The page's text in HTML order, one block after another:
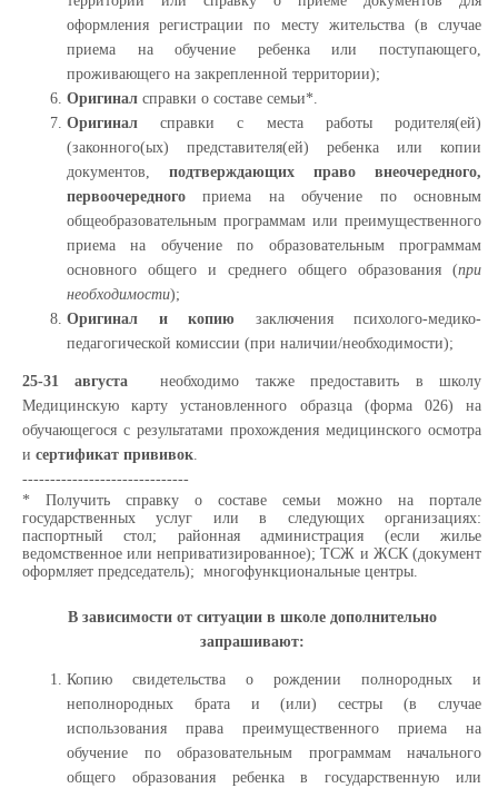
оформления регистрации по месту жительства (в случае
приема на обучение ребенка или поступающего,
проживающего на закрепленной территории);
Оригинал справки о составе семьи*.
Оригинал справки с места работы родителя(ей)
(законного(ых) представителя(ей) ребенка или копии
документов, подтверждающих право внеочередного,
первоочередного приема на обучение по основным
общеобразовательным программам или преимущественного
приема на обучение по образовательным программам
основного общего и среднего общего образования (при
необходимости);
Оригинал и копию заключения психолого-медико-
педагогической комиссии (при наличии/необходимости);
25-31 августа необходимо также предоставить в школу
Медицинскую карту установленного образца (форма 026) на
обучающегося с результатами прохождения медицинского осмотра
и сертификат прививок.
------------------------------
* Получить справку о составе семьи можно на портале
государственных услуг или в следующих организациях:
паспортный стол; районная администрация (если жилье
ведомственное или неприватизированное); ТСЖ и ЖСК (документ
оформляет председатель); многофункциональные центры.
В зависимости от ситуации в школе дополнительно
запрашивают:
Копию свидетельства о рождении полнородных и
неполнородных брата и (или) сестры (в случае
использования права преимущественного приема на
обучение по образовательным программам начального
общего образования ребенка в государственную или